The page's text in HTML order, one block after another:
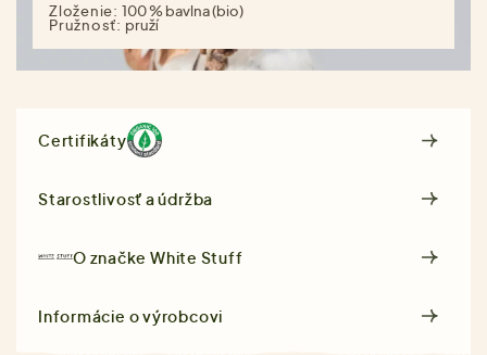
Zloženie: 100 % bavlna (bio)
Pružnosť: pruží
Certifikáty
Starostlivosť a údržba
O značkeWhite Stuff
Informácie o výrobcovi